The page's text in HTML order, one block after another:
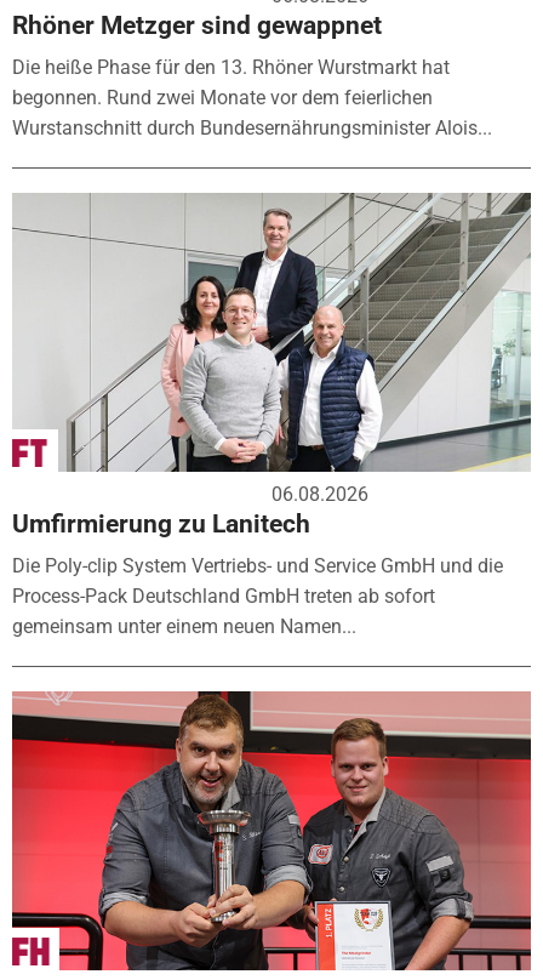
Rhöner Metzger sind gewappnet
Die heiße Phase für den 13. Rhöner Wurstmarkt hat
begonnen. Rund zwei Monate vor dem feierlichen
Wurstanschnitt durch Bundesernährungsminister Alois...
06.08.2026
Umfirmierung zu Lanitech
Die Poly-clip System Vertriebs- und Service GmbH und die
Process-Pack Deutschland GmbH treten ab sofort
gemeinsam unter einem neuen Namen...